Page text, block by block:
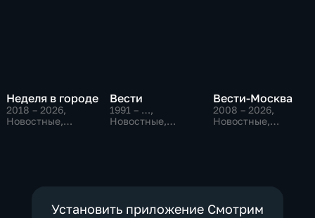
Неделя в городе
2018 – 2026,
Новостные,
Вести
1991 – …,
Новостные,
Вести-Москва
2008 – 2026,
Новостные,
Установить приложение Смотрим